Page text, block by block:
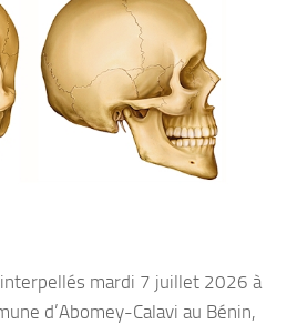
mardi 7 juillet 2026 à
d’Abomey-Calavi au Bénin,